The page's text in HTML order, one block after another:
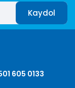
Kaydol
605 0133